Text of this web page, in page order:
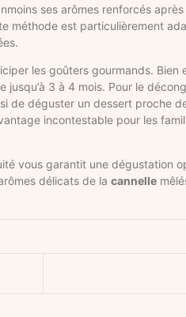
ses arômes renforcés
méthode est particulièrement
les goûters gourmands.
3 à 4 mois. Pour le
de déguster un dessert proche
incontestable pour les
vous garantit une dégustation
délicats de la cannelle